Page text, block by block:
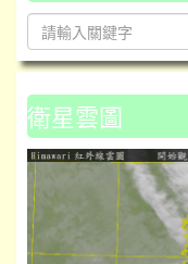
衛星雲圖